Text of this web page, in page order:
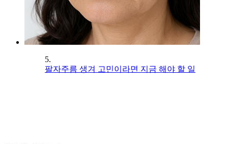
5.
팔자주름 생겨 고민이라면 지금 해야 할 일